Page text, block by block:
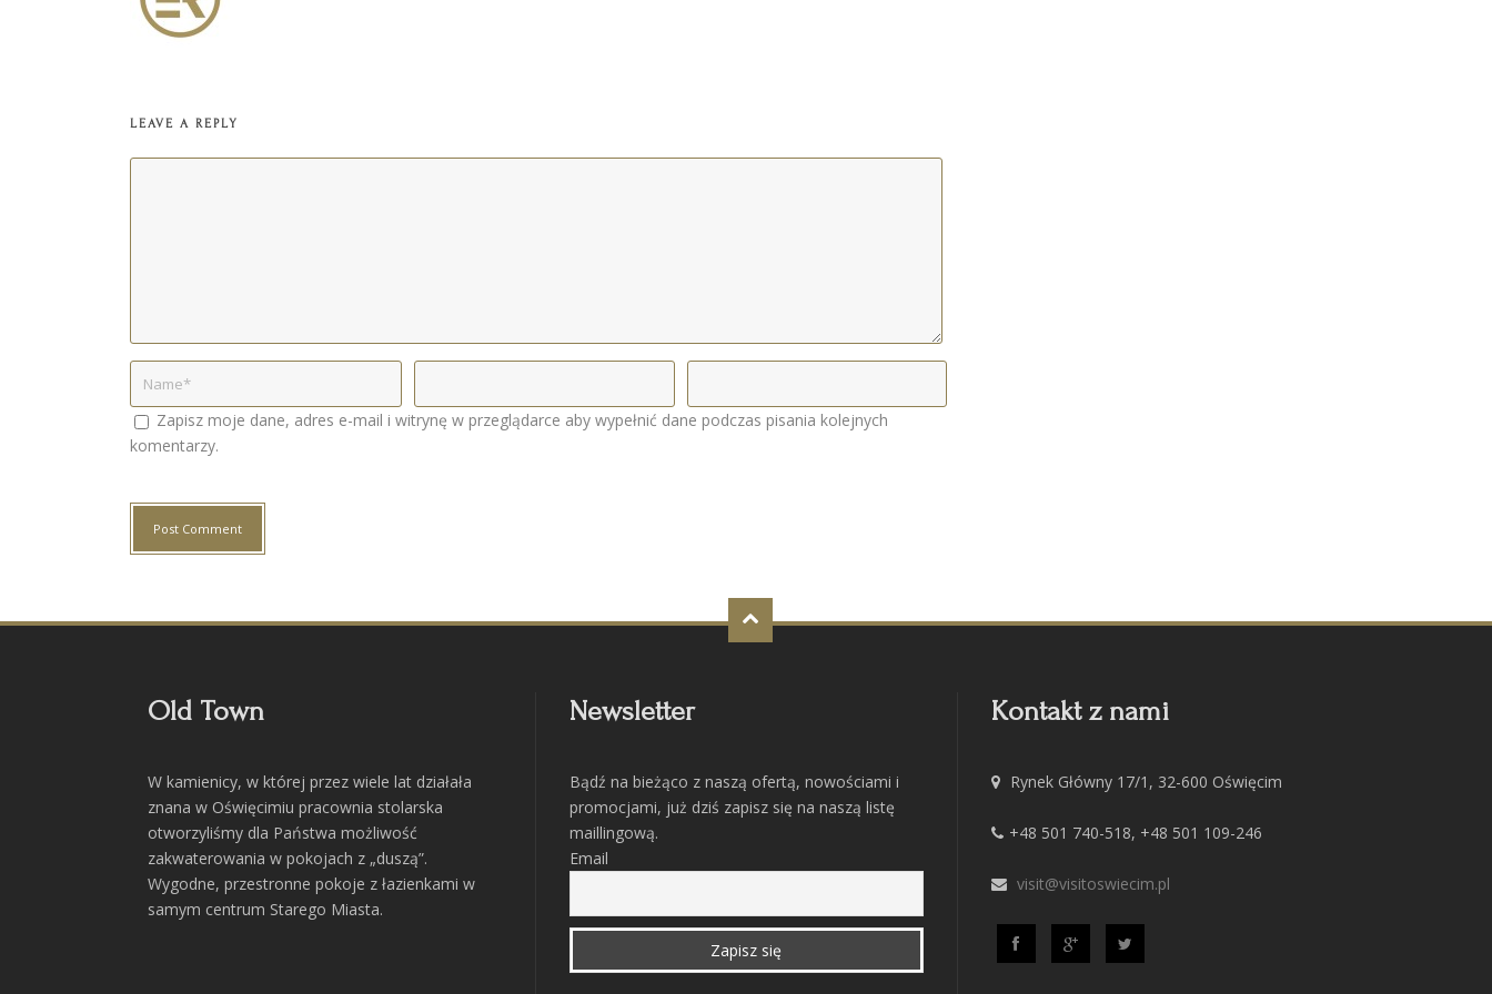
LEAVE A REPLY
Zapisz moje dane, adres e-mail i witrynę w przeglądarce aby wypełnić dane podczas pisania kolejnych
komentarzy.
Old Town
W kamienicy, w której przez wiele lat działała
znana w Oświęcimiu pracownia stolarska
otworzyliśmy dla Państwa możliwość
zakwaterowania w pokojach z „duszą”.
Wygodne, przestronne pokoje z łazienkami w
samym centrum Starego Miasta.
Newsletter
Bądź na bieżąco z naszą ofertą, nowościami i
promocjami, już dziś zapisz się na naszą listę
maillingową.
Email
Kontakt z nami
Rynek Główny 17/1, 32-600 Oświęcim
+48 501 740-518, +48 501 109-246
visit@visitoswiecim.pl